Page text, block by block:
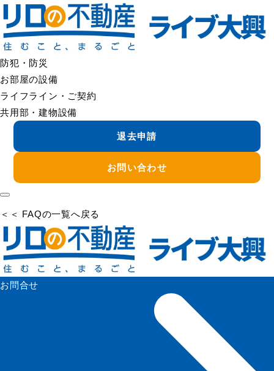
防犯・防災
お部屋の設備
ライフライン・ご契約
共用部・建物設備
退去申請
お問い合わせ
＜＜ FAQの一覧へ戻る
敷地内に放置物がある
敷地内の放置物を見つけた場合は、管理会社へご連絡くださ
い。
場所・物の種類・大きさなどをお知らせいただけると確認がス
内容に応じて、掲示・注意喚起・所有者確認・撤去手配等を行
危険物と思われる場合は、触れずにご連絡ください。
＜＜ FAQの一覧へ戻る
お問合せ